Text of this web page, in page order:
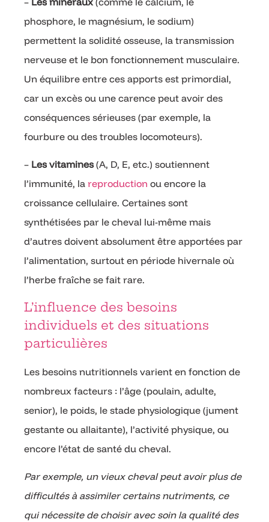
phosphore, le magnésium, le sodium)
permettent la solidité osseuse, la transmission
nerveuse et le bon fonctionnement musculaire.
Un équilibre entre ces apports est primordial,
car un excès ou une carence peut avoir des
conséquences sérieuses (par exemple, la
fourbure ou des troubles locomoteurs).
– Les vitamines (A, D, E, etc.) soutiennent
l’immunité, la reproduction ou encore la
croissance cellulaire. Certaines sont
synthétisées par le cheval lui-même mais
d’autres doivent absolument être apportées par
l’alimentation, surtout en période hivernale où
l’herbe fraîche se fait rare.
L’influence des besoins
individuels et des situations
particulières
Les besoins nutritionnels varient en fonction de
nombreux facteurs : l’âge (poulain, adulte,
senior), le poids, le stade physiologique (jument
gestante ou allaitante), l’activité physique, ou
encore l’état de santé du cheval.
Par exemple, un vieux cheval peut avoir plus de
difficultés à assimiler certains nutriments, ce
qui nécessite de choisir avec soin la qualité des